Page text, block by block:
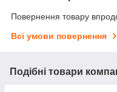
Повернення товару
Всі умови повернення
Подібні товари